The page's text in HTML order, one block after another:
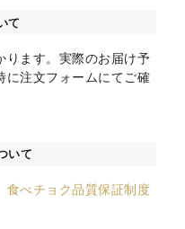
て
ります。実際のお届け予
に注文フォームにてご確
いて
食べチョク品質保証制度